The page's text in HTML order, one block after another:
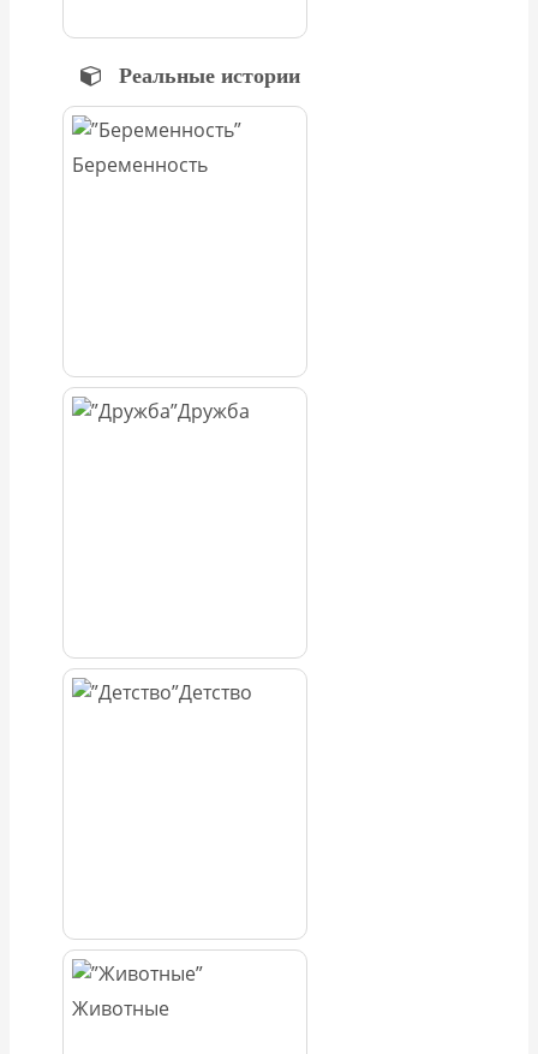
Реальные истории
Беременность
Дружба
Детство
Животные